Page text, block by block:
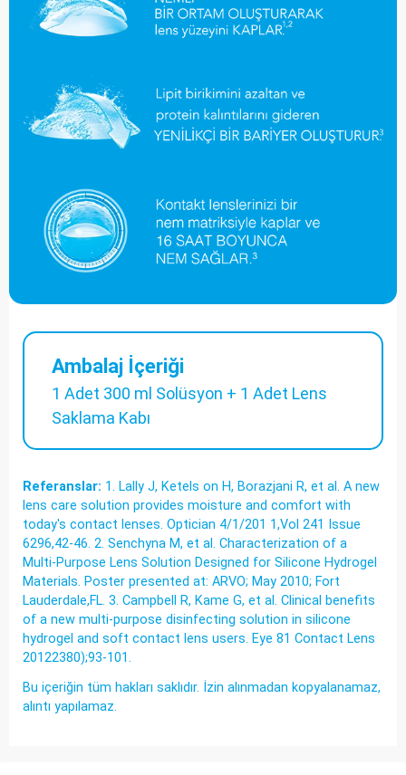
Ambalaj İçeriği
1 Adet 300 ml Solüsyon + 1 Adet Lens
Saklama Kabı
Referanslar: 1. Lally J, Ketels on H, Borazjani R, et al. A new
lens care solution provides moisture and comfort with
today's contact lenses. Optician 4/1/201 1,Vol 241 Issue
6296,42-46. 2. Senchyna M, et al. Characterization of a
Multi-Purpose Lens Solution Designed for Silicone Hydrogel
Materials. Poster presented at: ARVO; May 2010; Fort
Lauderdale,FL. 3. Campbell R, Kame G, et al. Clinical beneﬁts
of a new multi-purpose disinfecting solution in silicone
hydrogel and soft contact lens users. Eye 81 Contact Lens
20122380);93-101.
Bu içeriğin tüm hakları saklıdır. İzin alınmadan kopyalanamaz,
alıntı yapılamaz.